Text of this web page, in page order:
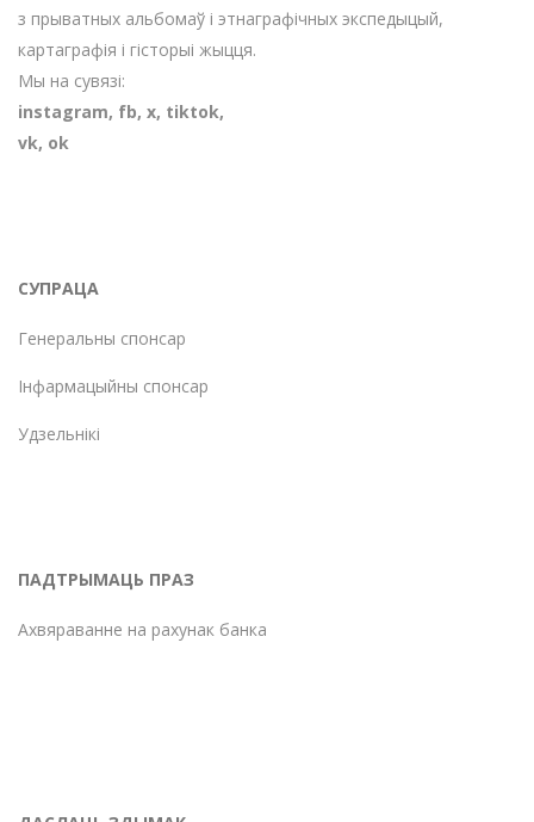
з прыватных альбомаў і этнаграфічных экспедыцый,
картаграфія і гісторыі жыцця.
Мы на сувязі:
instagram, fb, х, tiktok,
vk, ok
СУПРАЦА
Генеральны спонсар
Інфармацыйны спонсар
Удзельнікі
ПАДТРЫМАЦЬ ПРАЗ
Ахвяраванне на рахунак банка